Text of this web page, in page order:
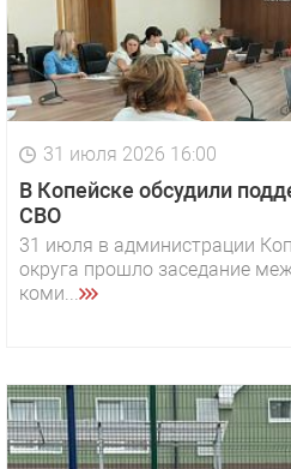
31 июля 2026 16:00
В Копейске обсудили
СВО
31 июля в администрации
округа прошло заседание
коми...